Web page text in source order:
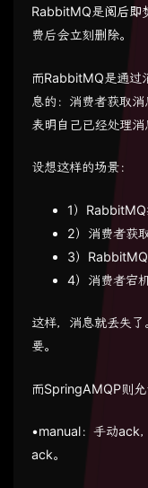
RabbitMQ是阅后即
费后会立刻删除。
而RabbitMQ是通过
息的：消费者获取
表明自己已经处理消
设想这样的场景：
1）
2）消费者获
3）
4）消费者宕
这样，消息就丢失
要。
而SpringAMQP则允
•manual：手动ack
ack。